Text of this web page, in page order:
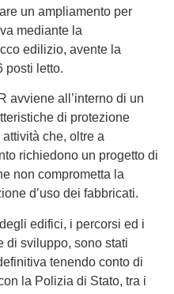
un ampliamento per
mediante la
edilizio, avente la
posti letto.
avviene all’interno di un
di protezione
che, oltre a
richiedono un progetto di
non comprometta la
d’uso dei fabbricati.
edifici, i percorsi ed i
di sviluppo, sono stati
tenendo conto di
la Polizia di Stato, tra i